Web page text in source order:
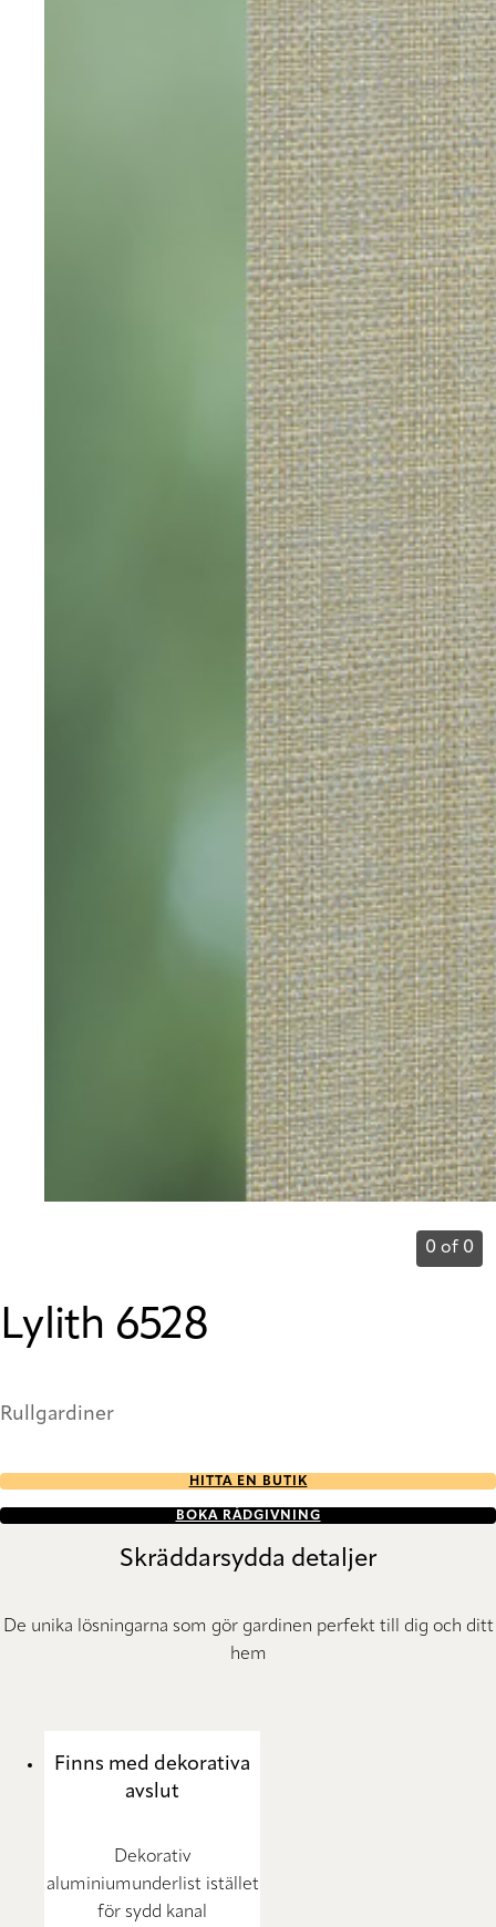
0 of 0
Lylith 6528
Rullgardiner
HITTA EN BUTIK
BOKA RÅDGIVNING
Skräddarsydda detaljer
De unika lösningarna som gör gardinen perfekt till dig och ditt
hem
Finns med dekorativa
avslut
Dekorativ
aluminiumunderlist istället
för sydd kanal